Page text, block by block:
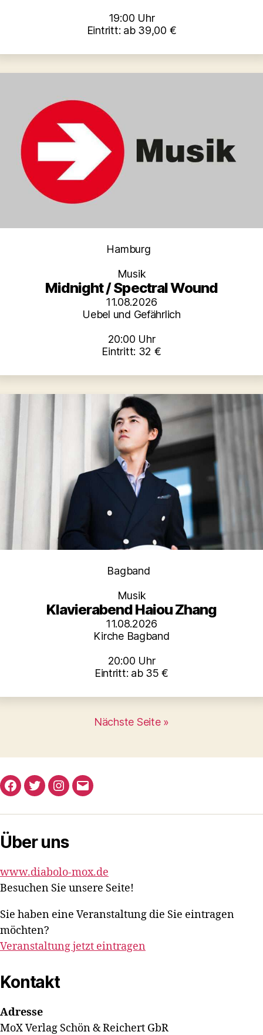
19:00 Uhr
Eintritt: ab 39,00 €
Kategorien
Hamburg
Musik
Midnight / Spectral Wound
11.08.2026
Uebel und Gefährlich
20:00 Uhr
Eintritt: 32 €
Kategorien
Bagband
Musik
Klavierabend Haiou Zhang
11.08.2026
Kirche Bagband
20:00 Uhr
Eintritt: ab 35 €
Nächste Seite »
Facebook
TwitterInstagram
E-
Über uns
www.diabolo-mox.de
Besuchen Sie unsere Seite!
Sie haben eine Veranstaltung die Sie eintragen
möchten?
Veranstaltung jetzt eintragen
Kontakt
Adresse
MoX Verlag Schön & Reichert GbR